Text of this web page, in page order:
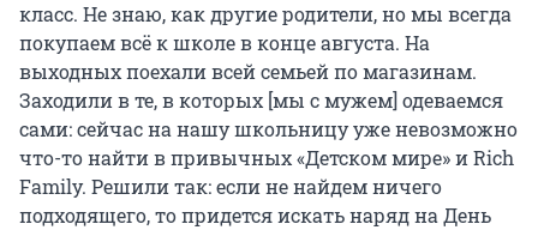
класс. Не знаю, как другие родители, но мы всегда
покупаем всё к школе в конце августа. На
выходных поехали всей семьей по магазинам.
Заходили в те, в которых [мы с мужем] одеваемся
сами: сейчас на нашу школьницу уже невозможно
что-то найти в привычных «Детском мире» и Rich
Family. Решили так: если не найдем ничего
подходящего, то придется искать наряд на День